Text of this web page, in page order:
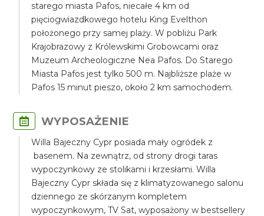
starego miasta Pafos, niecałe 4 km od
pięciogwiazdkowego hotelu King Evelthon
położonego przy samej plaży. W pobliżu Park
Krajobrazowy z Królewskimi Grobowcami oraz
Muzeum Archeologiczne Nea Pafos. Do Starego
Miasta Pafos jest tylko 500 m. Najbliższe plaże w
Pafos 15 minut pieszo, około 2 km samochodem.
WYPOSAŻENIE
Willa Bajeczny Cypr posiada mały ogródek z
basenem. Na zewnątrz, od strony drogi taras
wypoczynkowy ze stolikami i krzesłami. Willa
Bajeczny Cypr składa się z klimatyzowanego salonu
dziennego ze skórzanym kompletem
wypoczynkowym, TV Sat, wyposażony w bestsellery